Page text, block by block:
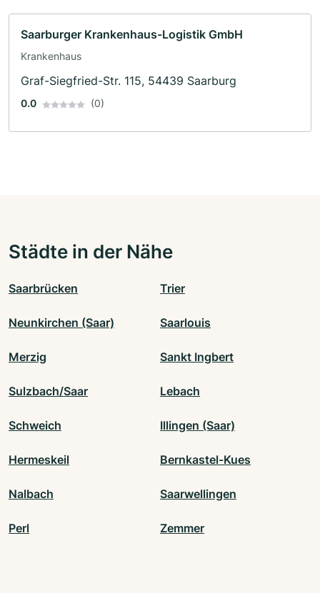
Saarburger Krankenhaus-Logistik GmbH
Krankenhaus
Graf-Siegfried-Str. 115, 54439 Saarburg
0.0 (0)
Städte in der Nähe
Saarbrücken Trier
Neunkirchen (Saar) Saarlouis
Merzig Sankt Ingbert
Sulzbach/Saar Lebach
Schweich Illingen (Saar)
Hermeskeil Bernkastel-Kues
Nalbach Saarwellingen
Perl Zemmer